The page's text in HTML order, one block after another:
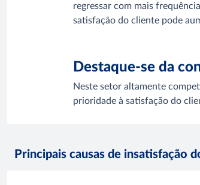
regressar com mais
satisfação do cliente pode
Destaque-se da
Neste setor altamente
prioridade à satisfação do
Principais causas de insatisfação